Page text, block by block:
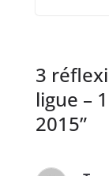
3
ligue –
2015”